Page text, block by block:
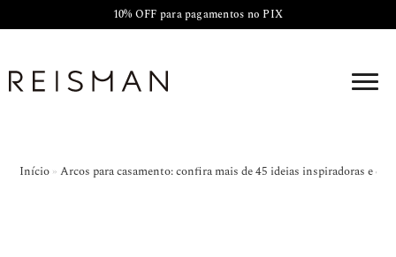
10% OFF para pagamentos no PIX
Início »Arcos para casamento: confira mais de 45 ideias inspiradoras e